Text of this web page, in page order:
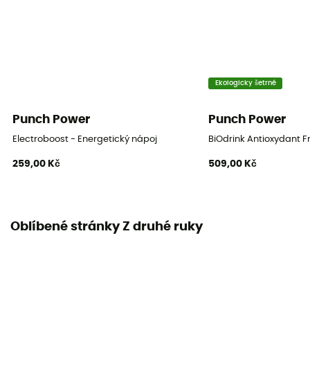
Punch Power
Electroboost - Energetický nápoj
259,00 Kč
Ekologicky šetrné
Punch Power
BiOdrink Antioxydant
509,00 Kč
Oblíbené stránky Z druhé ruky